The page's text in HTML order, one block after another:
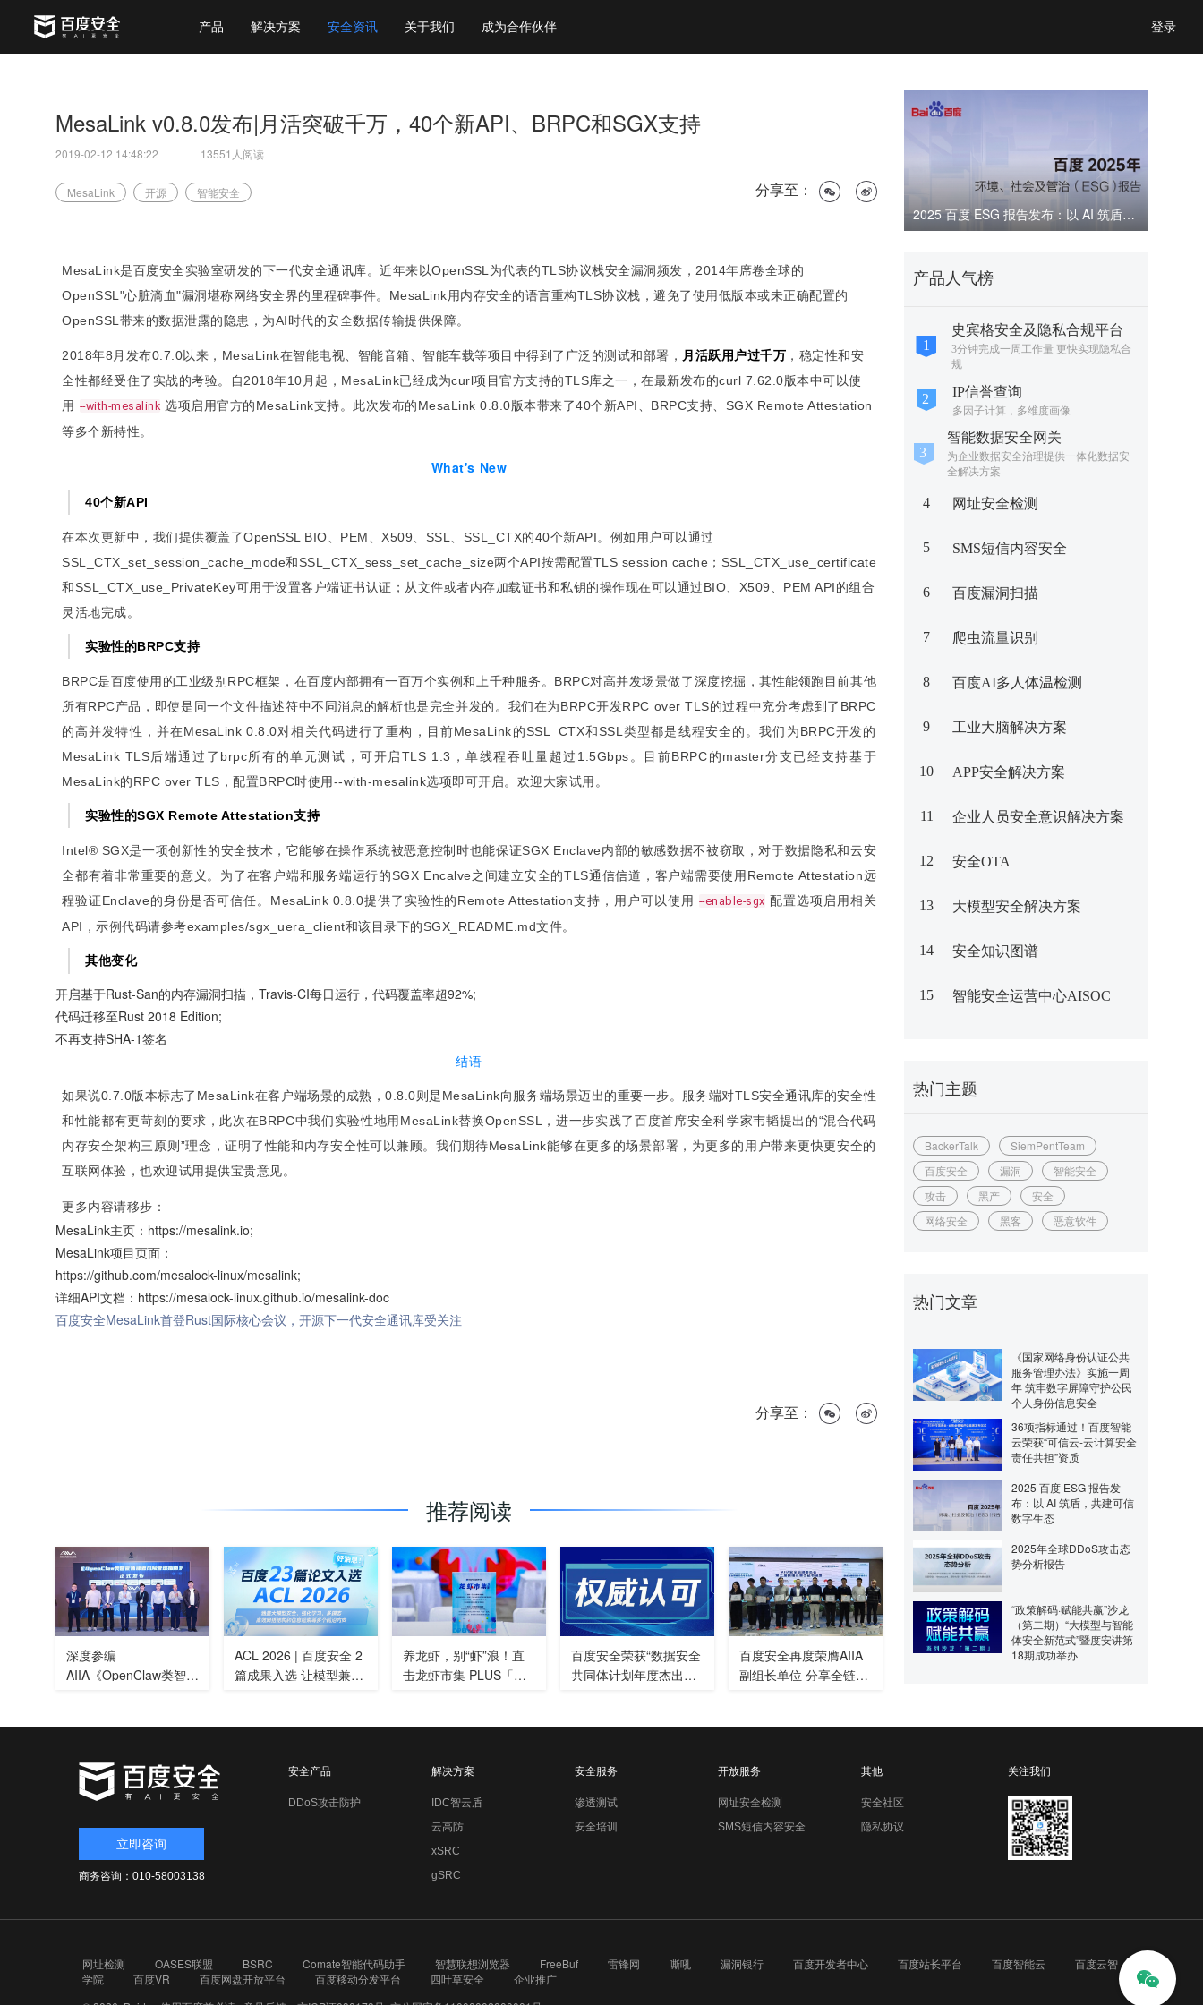
登录
产品 解决方案 安全资讯 关于我们 成为合作伙伴
2025 百度 ESG 报告发布：以 AI 筑盾，共建可信数字生态
产品人气榜
史宾格安全及隐私合规平台
3分钟完成一周工作量 更快实现隐私合
规
IP信誉查询
多因子计算，多维度画像
智能数据安全网关
为企业数据安全治理提供一体化数据安
全解决方案
4 网址安全检测
5 SMS短信内容安全
6 百度漏洞扫描
7 爬虫流量识别
8 百度AI多人体温检测
9 工业大脑解决方案
10 APP安全解决方案
11 企业人员安全意识解决方案
12 安全OTA
13 大模型安全解决方案
14 安全知识图谱
15 智能安全运营中心AISOC
热门主题
BackerTalk
SiemPentTeam
百度安全
漏洞
智能安全
攻击
黑产
安全
网络安全
黑客 恶意软件
热门文章
《国家网络身份认证公共
服务管理办法》实施一周
年 筑牢数字屏障守护公民
个人身份信息安全
36项指标通过！百度智能
云荣获“可信云-云计算安全
责任共担”资质
2025 百度 ESG 报告发
布：以 AI 筑盾，共建可信
数字生态
2025年全球DDoS攻击态
势分析报告
“政策解码·赋能共赢”沙龙
（第二期）“大模型与智能
体安全新范式”暨度安讲第
18期成功举办
MesaLink v0.8.0发布|月活突破千万，40个新API、BRPC和SGX支持
2019-02-12 14:48:22 13551人阅读
MesaLink 开源 智能安全 分享至：
MesaLink是百度安全实验室研发的下一代安全通讯库。近年来以OpenSSL为代表的TLS协议栈安全漏洞频发，2014年席卷全球的
OpenSSL"心脏滴血"漏洞堪称网络安全界的里程碑事件。MesaLink用内存安全的语言重构TLS协议栈，避免了使用低版本或未正确配置的
OpenSSL带来的数据泄露的隐患，为AI时代的安全数据传输提供保障。
2018年8月发布0.7.0以来，MesaLink在智能电视、智能音箱、智能车载等项目中得到了广泛的测试和部署， 月活跃用户过千万 ，稳定性和安
全性都经受住了实战的考验。自2018年10月起，MesaLink已经成为curl项目官方支持的TLS库之一，在最新发布的curl 7.62.0版本中可以使
用 --with-mesalink 选项启用官方的MesaLink支持。此次发布的MesaLink 0.8.0版本带来了40个新API、BRPC支持、SGX Remote Attestation
等多个新特性。
What's New
40个新API
在本次更新中，我们提供覆盖了OpenSSL BIO、PEM、X509、SSL、SSL_CTX的40个新API。例如用户可以通过
SSL_CTX_set_session_cache_mode和SSL_CTX_sess_set_cache_size两个API按需配置TLS session cache；SSL_CTX_use_certificate
和SSL_CTX_use_PrivateKey可用于设置客户端证书认证；从文件或者内存加载证书和私钥的操作现在可以通过BIO、X509、PEM API的组合
灵活地完成。
实验性的BRPC支持
BRPC是百度使用的工业级别RPC框架，在百度内部拥有一百万个实例和上千种服务。BRPC对高并发场景做了深度挖掘，其性能领跑目前其他
所有RPC产品，即使是同一个文件描述符中不同消息的解析也是完全并发的。我们在为BRPC开发RPC over TLS的过程中充分考虑到了BRPC
的高并发特性，并在MesaLink 0.8.0对相关代码进行了重构，目前MesaLink的SSL_CTX和SSL类型都是线程安全的。我们为BRPC开发的
MesaLink TLS后端通过了brpc所有的单元测试，可开启TLS 1.3，单线程吞吐量超过1.5Gbps。目前BRPC的master分支已经支持基于
MesaLink的RPC over TLS，配置BRPC时使用--with-mesalink选项即可开启。欢迎大家试用。
实验性的SGX Remote Attestation支持
Intel® SGX是一项创新性的安全技术，它能够在操作系统被恶意控制时也能保证SGX Enclave内部的敏感数据不被窃取，对于数据隐私和云安
全都有着非常重要的意义。为了在客户端和服务端运行的SGX Encalve之间建立安全的TLS通信信道，客户端需要使用Remote Attestation远
程验证Enclave的身份是否可信任。MesaLink 0.8.0提供了实验性的Remote Attestation支持，用户可以使用 --enable-sgx 配置选项启用相关
API，示例代码请参考examples/sgx_uera_client和该目录下的SGX_README.md文件。
其他变化
开启基于Rust-San的内存漏洞扫描，Travis-CI每日运行，代码覆盖率超92%;
代码迁移至Rust 2018 Edition;
不再支持SHA-1签名
结语
如果说0.7.0版本标志了MesaLink在客户端场景的成熟，0.8.0则是MesaLink向服务端场景迈出的重要一步。服务端对TLS安全通讯库的安全性
和性能都有更苛刻的要求，此次在BRPC中我们实验性地用MesaLink替换OpenSSL，进一步实践了百度首席安全科学家韦韬提出的“混合代码
内存安全架构三原则”理念，证明了性能和内存安全性可以兼顾。我们期待MesaLink能够在更多的场景部署，为更多的用户带来更快更安全的
互联网体验，也欢迎试用提供宝贵意见。
更多内容请移步：
MesaLink主页： https://mesalink.io;
MesaLink项目页面：
https://github.com/mesalock-linux/mesalink;
详细API文档：https://mesalock-linux.github.io/mesalink-doc
百度安全MesaLink首登Rust国际核心会议，开源下一代安全通讯库受关注
分享至：
推荐阅读
深度参编
AIIA《OpenClaw类智能
ACL 2026 | 百度安全 2
篇成果入选 让模型兼
养龙虾，别“虾”浪！直
击龙虾市集 PLUS「安
百度安全荣获“数据安全
共同体计划年度杰出贡
百度安全再度荣膺AIIA
副组长单位 分享全链路
立即咨询
商务咨询：010-58003138
安全产品
DDoS攻击防护
解决方案
IDC智云盾
云高防
xSRC
gSRC
安全服务
渗透测试
安全培训
开放服务
网址安全检测
SMS短信内容安全
其他
安全社区
隐私协议
关注我们
网址检测 OASES联盟 BSRC Comate智能代码助手 智慧联想浏览器 FreeBuf 雷锋网 嘶吼 漏洞银行 百度开发者中心 百度站长平台 百度智能云
百度云智
学院
百度VR 百度网盘开放平台 百度移动分发平台 四叶草安全
企业推广